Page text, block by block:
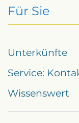
Für Sie
Unterkünfte
Service:
Wissenswert